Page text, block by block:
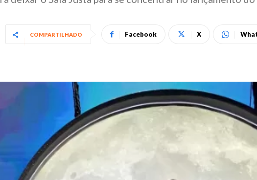
COMPARTILHADO Facebook X